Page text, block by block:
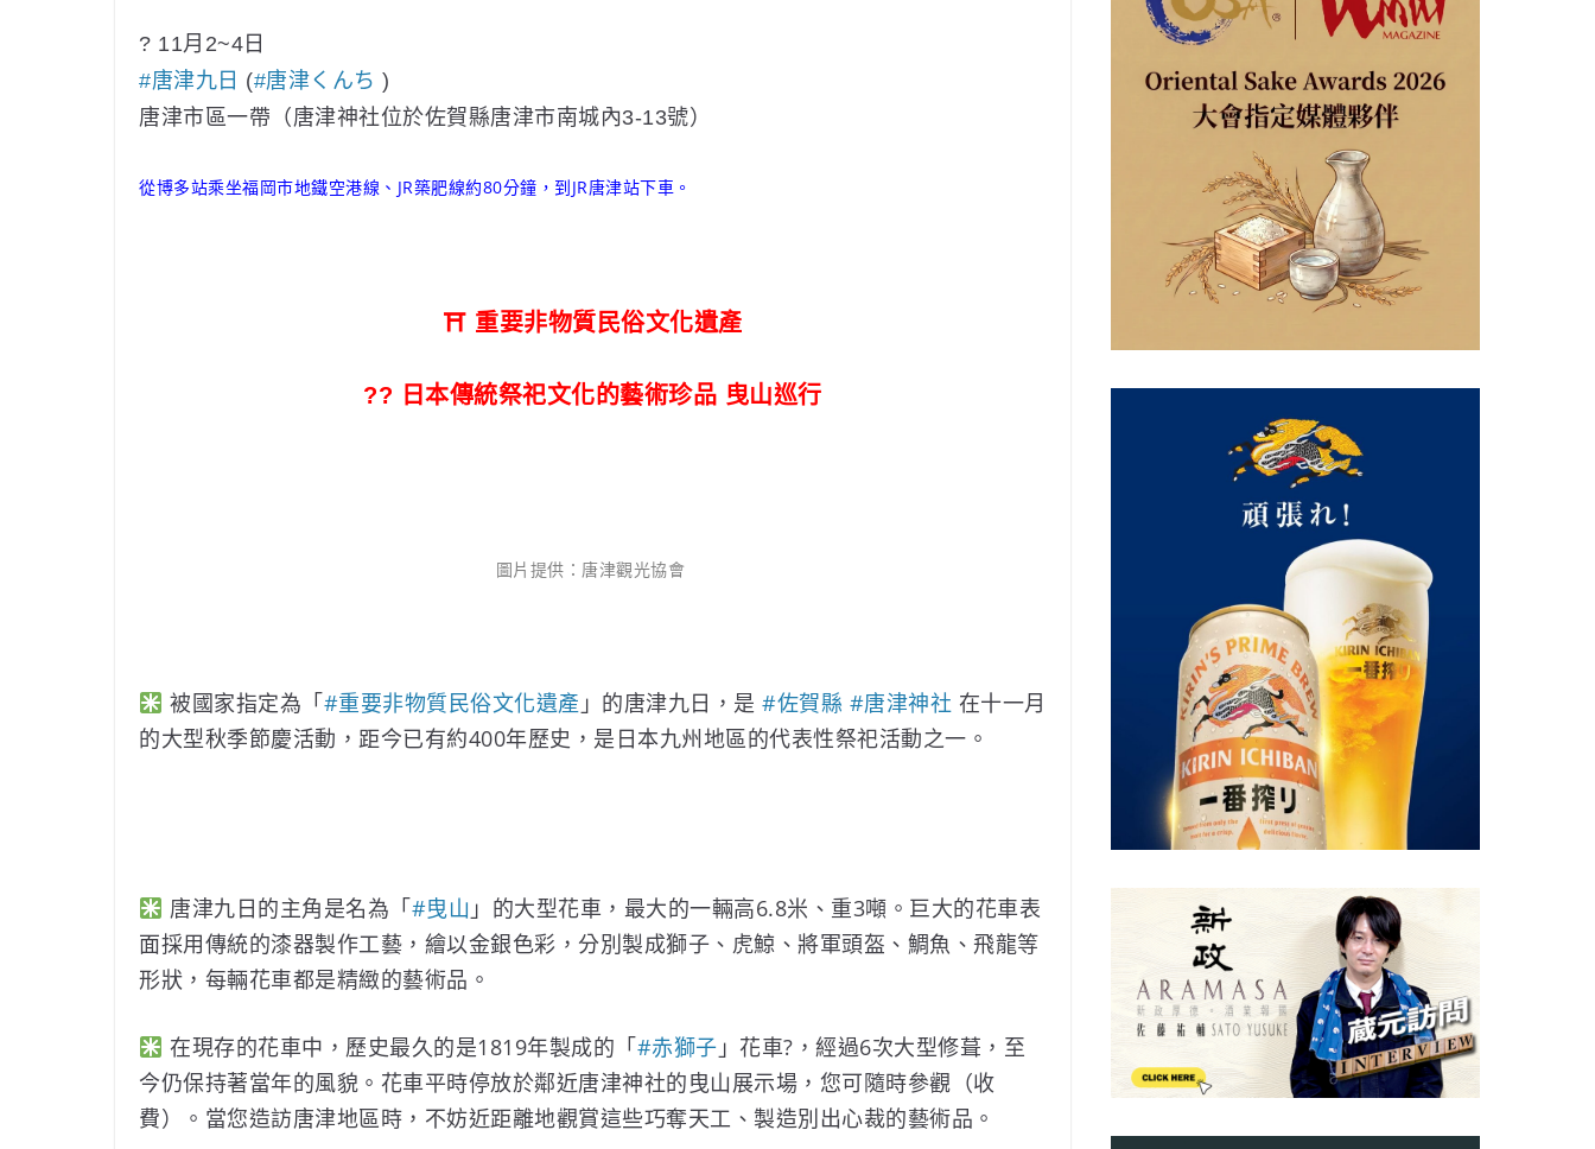
? 11月2~4日
#唐津九日 (#唐津くんち )
唐津市區一帶（唐津神社位於佐賀縣唐津市南城內3-13號）
從博多站乘坐福岡市地鐵空港線、JR築肥線約80分鐘，到JR唐津站下車。
⛩ 重要非物質民俗文化遺產
?? 日本傳統祭祀文化的藝術珍品 曳山巡行
圖片提供：唐津觀光協會
被國家指定為「#重要非物質民俗文化遺產 」的唐津九日，是 #佐賀縣 #唐津神社 在十一月
的大型秋季節慶活動，距今已有約400年歷史，是日本九州地區的代表性祭祀活動之一。
唐津九日的主角是名為「#曳山 」的大型花車，最大的一輛高6.8米、重3噸。巨大的花車表
面採用傳統的漆器製作工藝，繪以金銀色彩，分別製成獅子、虎鯨、將軍頭盔、鯛魚、飛龍等
形狀，每輛花車都是精緻的藝術品。
在現存的花車中，歷史最久的是1819年製成的「#赤獅子 」花車? ，經過6次大型修葺，至
今仍保持著當年的風貌。花車平時停放於鄰近唐津神社的曳山展示場，您可隨時參觀（收
費）。當您造訪唐津地區時，不妨近距離地觀賞這些巧奪天工、製造別出心裁的藝術品。